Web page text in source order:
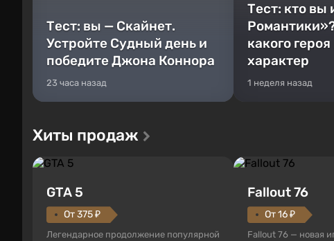
Тест: вы — Скайнет.
Устройте Судный день и
победите Джона Коннора
23 часа назад
Тест: кто вы
какого
характер
1 неделя назад
Хиты продаж
GTA 5
От 375 ₽
Легендарное продолжение популярной
Fallout 76
От 16 ₽
Fallout 76 — новая